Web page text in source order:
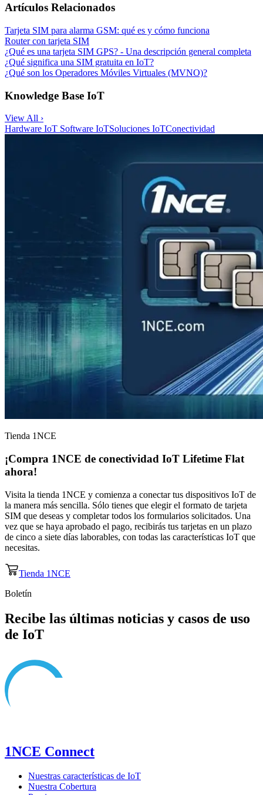
Artículos Relacionados
Tarjeta SIM para alarma GSM: qué es y cómo funciona
Router con tarjeta SIM
¿Qué es una tarjeta SIM GPS? - Una descripción general completa
¿Qué significa una SIM gratuita en IoT?
¿Qué son los Operadores Móviles Virtuales (MVNO)?
Knowledge Base IoT
View All ›
Hardware IoT Software IoTSoluciones IoTConectividad
Tienda 1NCE
¡Compra 1NCE de conectividad IoT Lifetime Flat
ahora!
Visita la tienda 1NCE y comienza a conectar tus dispositivos IoT de
la manera más sencilla. Sólo tienes que elegir el formato de tarjeta
SIM que deseas y completar todos los formularios solicitados. Una
vez que se haya aprobado el pago, recibirás tus tarjetas en un plazo
de cinco a siete días laborables, con todas las características IoT que
necesitas.
Tienda 1NCE
Boletín
Recibe las últimas noticias y casos de uso
de IoT
1NCE Connect
Nuestras características de IoT
Nuestra Cobertura